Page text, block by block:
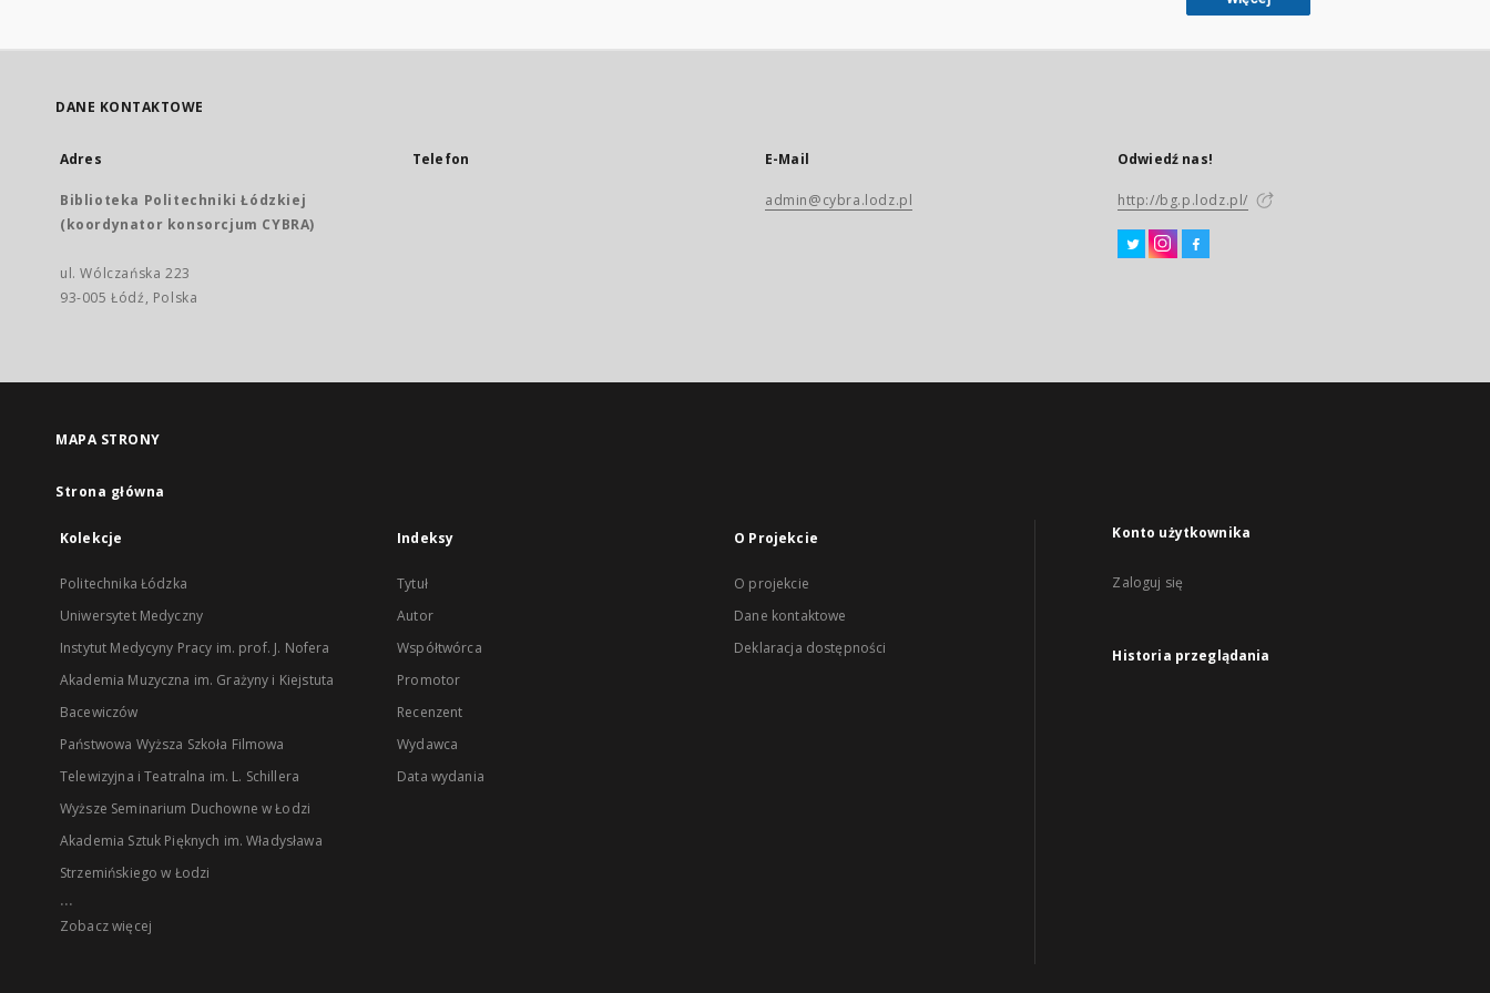
DANE KONTAKTOWE
Adres
Biblioteka Politechniki Łódzkiej
(koordynator konsorcjum CYBRA)
ul. Wólczańska 223
93-005 Łódź, Polska
Telefon E-Mail
admin@cybra.lodz.pl
Odwiedź nas!
http://bg.p.lodz.pl/
MAPA STRONY
Strona główna
Kolekcje
Politechnika Łódzka
Uniwersytet Medyczny
Instytut Medycyny Pracy im. prof. J. Nofera
Akademia Muzyczna im. Grażyny i Kiejstuta
Bacewiczów
Państwowa Wyższa Szkoła Filmowa
Telewizyjna i Teatralna im. L. Schillera
Wyższe Seminarium Duchowne w Łodzi
Akademia Sztuk Pięknych im. Władysława
Strzemińskiego w Łodzi
...
Zobacz więcej
Indeksy
Tytuł
Autor
Współtwórca
Promotor
Recenzent
Wydawca
Data wydania
O Projekcie
O projekcie
Dane kontaktowe
Deklaracja dostępności
Konto użytkownika
Zaloguj się
Historia przeglądania